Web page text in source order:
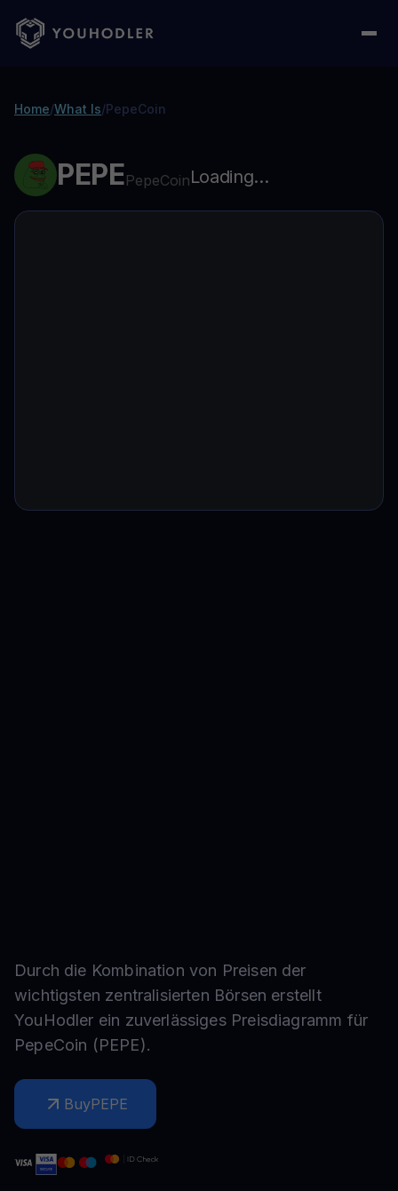
Home/What Is/PepeCoin
PEPEPepeCoinLoading...
Durch die Kombination von Preisen der
wichtigsten zentralisierten Börsen erstellt
YouHodler ein zuverlässiges Preisdiagramm für
PepeCoin (PEPE).
BuyPEPE